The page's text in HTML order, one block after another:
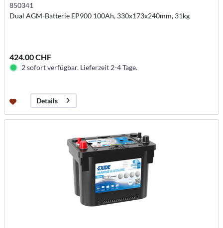
850341
Dual AGM-Batterie EP900 100Ah, 330x173x240mm, 31kg
424.00 CHF
2 sofort verfügbar. Lieferzeit 2-4 Tage.
Details